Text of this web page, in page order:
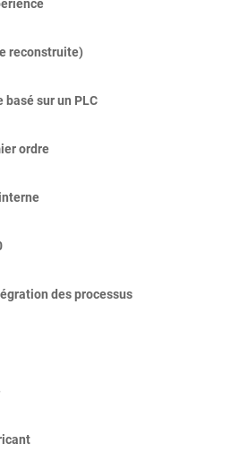
reconstruite)
sur un PLC
ordre
des processus